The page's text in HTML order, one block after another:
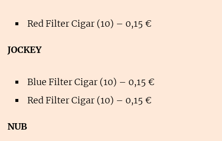
Red Filter Cigar (10) – 0,15 €
JOCKEY
Blue Filter Cigar (10) – 0,15 €
Red Filter Cigar (10) – 0,15 €
NUB